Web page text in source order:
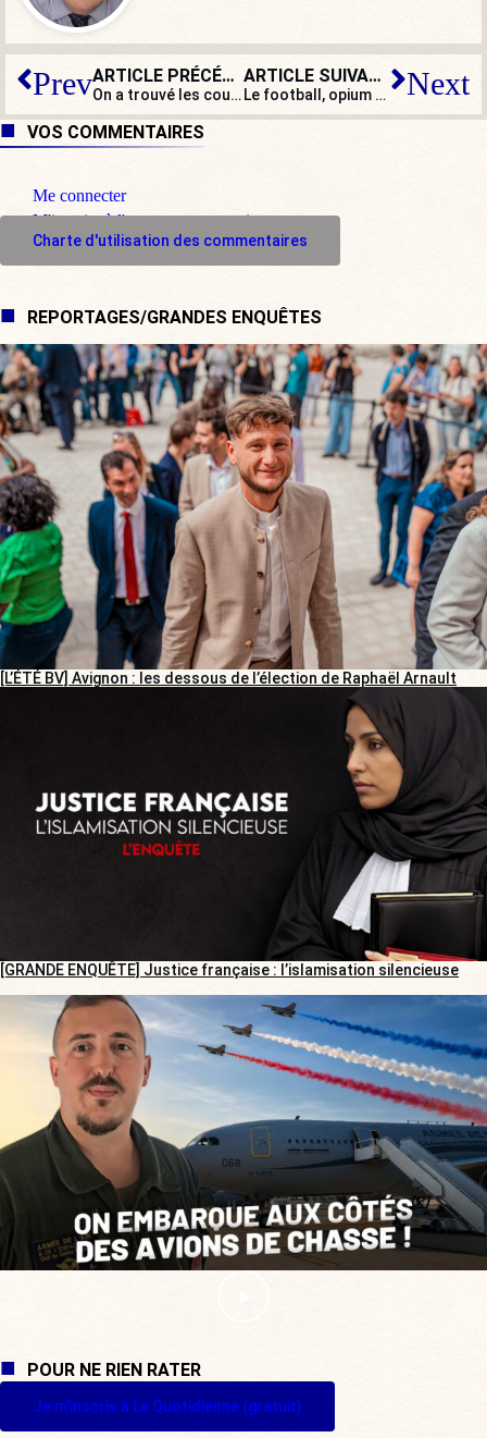
Prev ARTICLE PRÉCÉDENT
On a trouvé les coupables : les réseaux sociaux !
ARTICLE SUIVANT
Le football, opium du 21 esiècle
Next
VOS COMMENTAIRES
Me connecter
M'inscrire à l'espace commentaire
Charte d'utilisation des commentaires
REPORTAGES/GRANDES ENQUÊTES
[L’ÉTÉ BV] Avignon : les dessous de l’élection de Raphaël Arnault
[GRANDE ENQUÊTE] Justice française : l’islamisation silencieuse
POUR NE RIEN RATER
Je m'inscris à La Quotidienne (gratuit)